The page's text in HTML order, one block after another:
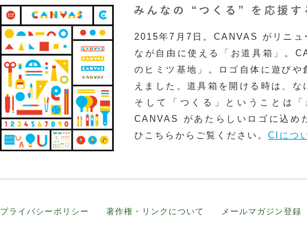
2015年7月7日。CANVAS がリニュ
なが自由に使える「お道具箱」。
のヒミツ基地」。ロゴ自体に遊び
えました。道具箱を開ける時は、
そして「つくる」ということは
CANVAS があたらしいロゴに込め
ひこちらからご覧ください。 CIにつ
プライバシーポリシー 著作権・リンクについて メールマガジン登録